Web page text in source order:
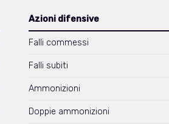
Azioni difensive
Falli commessi
Falli subiti
Ammonizioni
Doppie ammonizioni